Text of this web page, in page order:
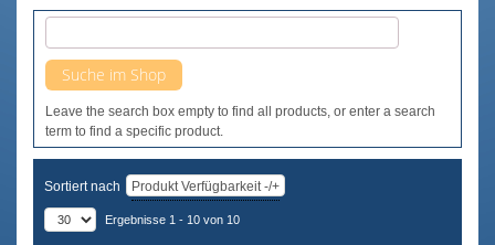
Leave the search box empty to find all products, or enter a search
term to find a specific product.
Sortiert nach Produkt Verfügbarkeit -/+
Ergebnisse 1 - 10 von 10